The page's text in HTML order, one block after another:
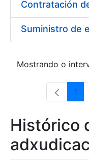
Mostrando o
1
Histórico